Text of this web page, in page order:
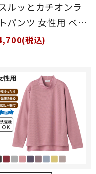
ルッとカチオンラ
パンツ 女性用 ベー
Sサイズ
税込)